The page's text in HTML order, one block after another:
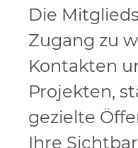
Die
Zugang zu
Kontakten
Projekten,
gezielte
Ihre